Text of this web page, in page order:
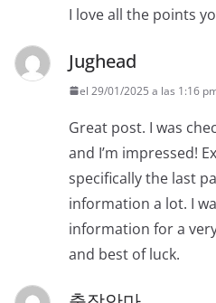
I love all the points
Jughead
el 29/01/2025 a las 1:16
Great post. I was
and I’m impressed!
specifically the last
information a lot. I
information for a
and best of luck.